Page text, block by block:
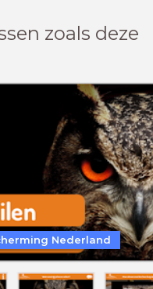
zoals deze
Nederland